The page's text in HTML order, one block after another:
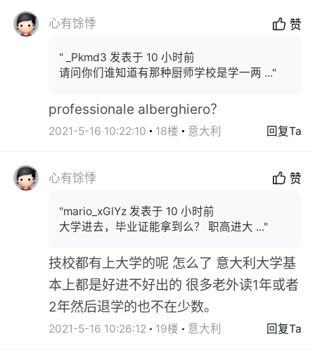
心有馀悸 赞
" _Pkmd3 发表于 10 小时前
请问你们谁知道有那种厨师学校是学一两 ..."
professionale alberghiero？
2021-5-16 10:22:10 18楼 意大利 回复Ta
心有馀悸 赞
"mario_xGlYz 发表于 10 小时前
大学进去，毕业证能拿到么？ 职高进大 ..."
技校都有上大学的呢 怎么了 意大利大学基
本上都是好进不好出的 很多老外读1年或者
2年然后退学的也不在少数。
2021-5-16 10:26:12 19楼 意大利 回复Ta